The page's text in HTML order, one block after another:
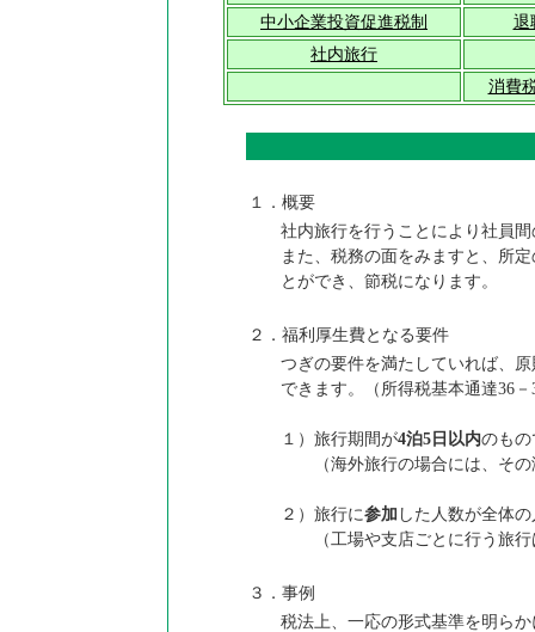
中小企業投資促進税制
退
社内旅行
消費
１．概要
社内旅行を行うことにより社員
また、税務の面をみますと、所
とができ、節税になります。
２．福利厚生費となる要件
つぎの要件を満たしていれば、
できます。（所得税基本通達36－
１）旅行期間が4泊5日以内のもの
（海外旅行の場合には、その
２）旅行に参加 した人数が全体
（工場や支店ごとに行う旅行
３．事例
税法上、一応の形式基準を明ら